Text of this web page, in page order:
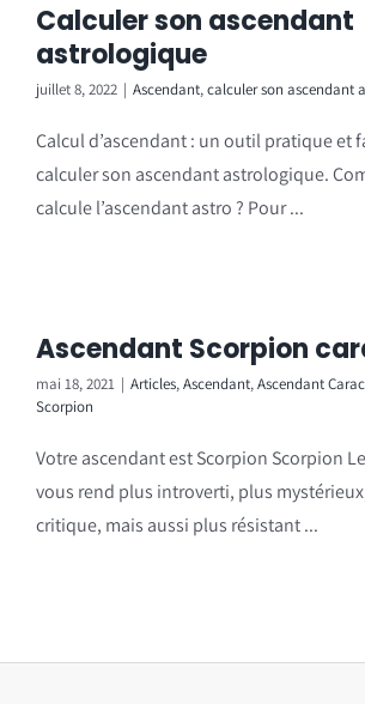
Calculer son ascendant
astrologique
juillet 8, 2022 | Ascendant,calculer son ascendant
Calcul d’ascendant : un outil pratique et
calculer son ascendant astrologique.
calcule l’ascendant astro ? Pour ...
Ascendant Scorpion
mai 18, 2021 | Articles,Ascendant,Ascendant
Scorpion
Votre ascendant est Scorpion Scorpion
vous rend plus introverti, plus
critique, mais aussi plus résistant ...